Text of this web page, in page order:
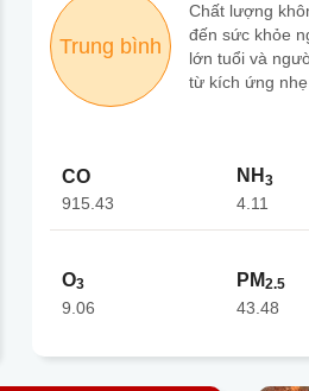
Trung bình
Chất lượng
đến sức khỏe
lớn tuổi và
từ kích ứng
CO
915.43
NH 3
4.11
O3
9.06
PM2.5
43.48